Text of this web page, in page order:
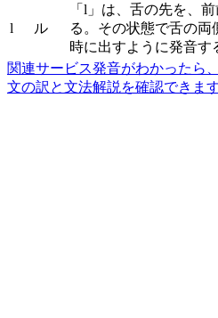
l ル
「l」は、舌の先を、
る。その状態で舌の両
時に出すように発音す
関連サービス発音がわかったら
文の訳と文法解説を確認できま